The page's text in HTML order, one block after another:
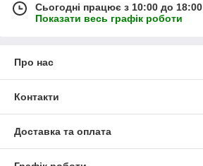
Сьогодні працює з 10:00 до 18:00
Показати весь графік роботи
Про нас
Контакти
Доставка та оплата